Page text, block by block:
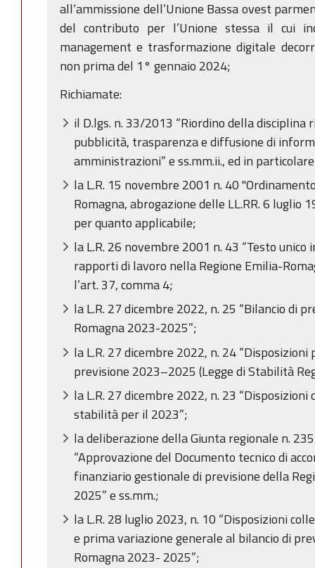
all’ammissione dell’Unione Bassa ovest
del contributo per l’Unione stessa il cui
management e trasformazione digitale
non prima del 1° gennaio 2024;
Richiamate:
il D.lgs. n. 33/2013 “Riordino della disciplina
pubblicità, trasparenza e diffusione di
amministrazioni” e ss.mm.ii., ed in
la L.R. 15 novembre 2001 n. 40
Romagna, abrogazione delle LL.RR. 6 luglio
per quanto applicabile;
la L.R. 26 novembre 2001 n. 43 “Testo
rapporti di lavoro nella Regione Emilia-
l’art. 37, comma 4;
la L.R. 27 dicembre 2022, n. 25 “Bilancio di
Romagna 2023-2025”;
la L.R. 27 dicembre 2022, n. 24
previsione 2023–2025 (Legge di Stabilità
la L.R. 27 dicembre 2022, n. 23
stabilità per il 2023”;
la deliberazione della Giunta regionale n.
“Approvazione del Documento tecnico di
finanziario gestionale di previsione della
2025” e ss.mm.;
la L.R. 28 luglio 2023, n. 10 “Disposizioni
e prima variazione generale al bilancio di
Romagna 2023- 2025”;